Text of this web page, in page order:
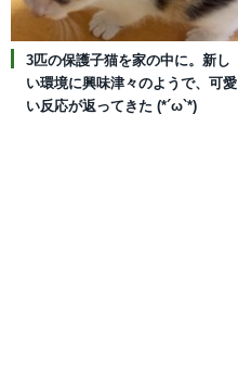
3匹の保護子猫を家の中に。新し
い環境に興味津々のようで、可愛
い反応が返ってきた (*´ω`*)